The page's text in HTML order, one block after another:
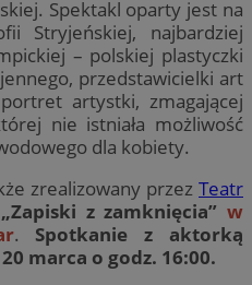
Spektakl oparty jest na
Stryjeńskiej, najbardziej
– polskiej plastyczki
przedstawicielki art
artystki, zmagającej
nie istniała możliwość
dla kobiety.
zrealizowany przez Teatr
z zamknięcia”w
. Spotkanie z aktorką
marca o godz. 16:00.